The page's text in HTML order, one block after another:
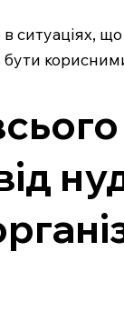
ситуаціях,
корисними